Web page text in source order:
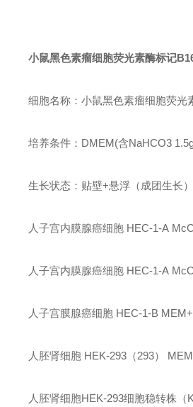
小鼠黑色素瘤细胞荧光素酶标记
细胞名称：小鼠黑色素瘤细胞荧光
培养条件： DMEM(含NaHCO3
生长状态：贴壁+悬浮（成团生长）
人子宫内膜腺癌细胞 HEC-1-A
人子宫内膜腺癌细胞 HEC-1-A
人子宫膜腺癌细胞 HEC-1-B
人胚肾细胞 HEK-293（293）
人胚肾细胞HEK-293细胞稳转株（